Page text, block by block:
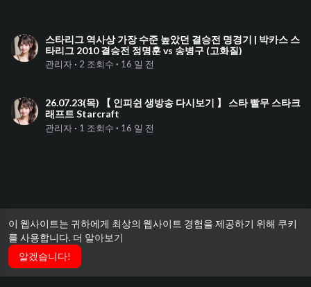
이 웹사이트는 귀하에게 최상의 웹사이트 경험을 제공하기 위해 쿠키
를 사용합니다. 더 알아보기
알겠습니다!
스타리그 역사상 가장 수준 높았던 결승전 명경기 | 박카스 스
타리그 2010 결승전 정명훈 vs 송병구 (고화질)
관리자 · 2 조회수 · 16 일 전
26.07.23(목) 【 인피쉰 생방송 다시보기 】 스타 빨무 스타크
래프트 Starcraft
관리자 · 1 조회수 · 16 일 전